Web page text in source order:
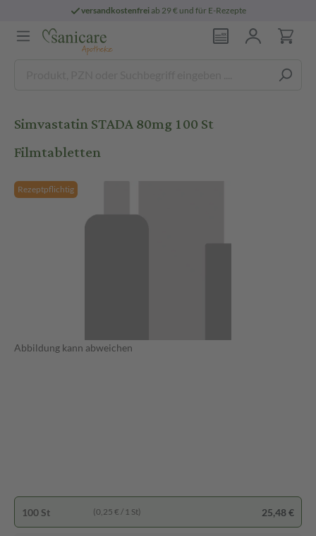
versandkostenfreiab 29 € und für E-Rezepte
Simvastatin STADA 80mg 100 St
Filmtabletten
Rezeptpflichtig
Abbildung kann abweichen
100 St (0,25 € / 1 St) 25,48 €